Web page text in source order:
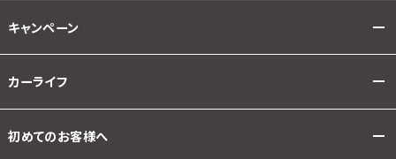
キャンペーン
カーライフ
初めてのお客様へ